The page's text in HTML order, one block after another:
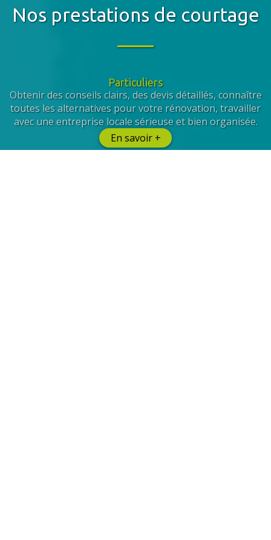
Nos prestations de courtage
Particuliers
Obtenir des conseils clairs, des devis détaillés, connaître
toutes les alternatives pour votre rénovation, travailler
avec une entreprise locale sérieuse et bien organisée.
En savoir +